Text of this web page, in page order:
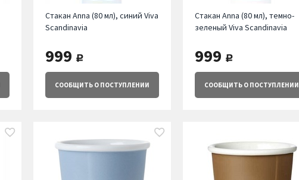
Стакан Anna (80 мл), синий Viva
Scandinavia
999 руб.
СООБЩИТЬО ПОСТУПЛЕНИИ
Стакан Anna (80 мл), темно-
зеленый Viva Scandinavia
999 руб.
СООБЩИТЬО ПОСТУПЛЕНИИ